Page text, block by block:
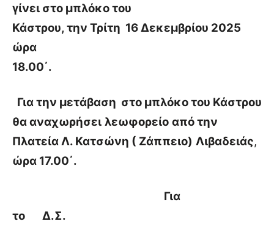
γίνει στο μπλόκο του
Κάστρου, την Τρίτη 16 Δεκεμβρίου 2025
ώρα
18.00΄.
Για την μετάβαση στο μπλόκο του Κάστρου
θα αναχωρήσει λεωφορείο από την
Πλατεία Λ. Κατσώνη ( Ζάππειο) Λιβαδειάς,
ώρα 17.00΄.
Για
το Δ.Σ.